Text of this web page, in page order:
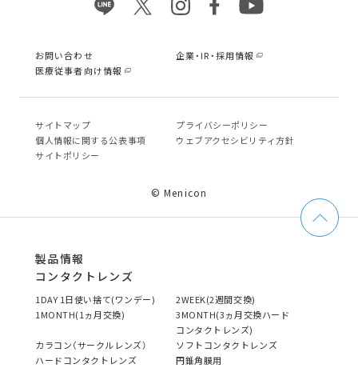
お問い合わせ
企業・IR・採用情報
医療従事者向け情報
サイトマップ
プライバシーポリシー
個⼈情報に関する公表事項
ウェブアクセシビリティ方針
サイトポリシー
© Menicon
製品情報
コンタクトレンズ
1DAY 1日使い捨て(ワンデー)
2WEEK(2週間交換)
1MONTH(1ヵ月交換)
3MONTH(3ヵ月交換ハード
コンタクトレンズ)
カラコン（サークルレンズ）
ソフトコンタクトレンズ
ハードコンタクトレンズ
円錐角膜用